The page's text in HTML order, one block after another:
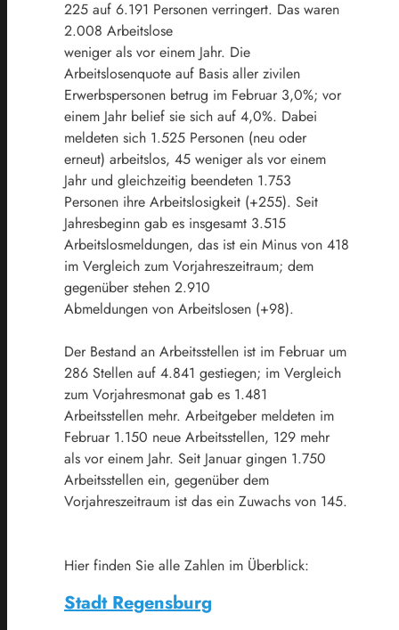
225 auf 6.191 Personen verringert. Das waren
2.008 Arbeitslose
weniger als vor einem Jahr. Die
Arbeitslosenquote auf Basis aller zivilen
Erwerbspersonen betrug im Februar 3,0%; vor
einem Jahr belief sie sich auf 4,0%. Dabei
meldeten sich 1.525 Personen (neu oder
erneut) arbeitslos, 45 weniger als vor einem
Jahr und gleichzeitig beendeten 1.753
Personen ihre Arbeitslosigkeit (+255). Seit
Jahresbeginn gab es insgesamt 3.515
Arbeitslosmeldungen, das ist ein Minus von 418
im Vergleich zum Vorjahreszeitraum; dem
gegenüber stehen 2.910
Abmeldungen von Arbeitslosen (+98).
Der Bestand an Arbeitsstellen ist im Februar um
286 Stellen auf 4.841 gestiegen; im Vergleich
zum Vorjahresmonat gab es 1.481
Arbeitsstellen mehr. Arbeitgeber meldeten im
Februar 1.150 neue Arbeitsstellen, 129 mehr
als vor einem Jahr. Seit Januar gingen 1.750
Arbeitsstellen ein, gegenüber dem
Vorjahreszeitraum ist das ein Zuwachs von 145.
Hier finden Sie alle Zahlen im Überblick:
Stadt Regensburg